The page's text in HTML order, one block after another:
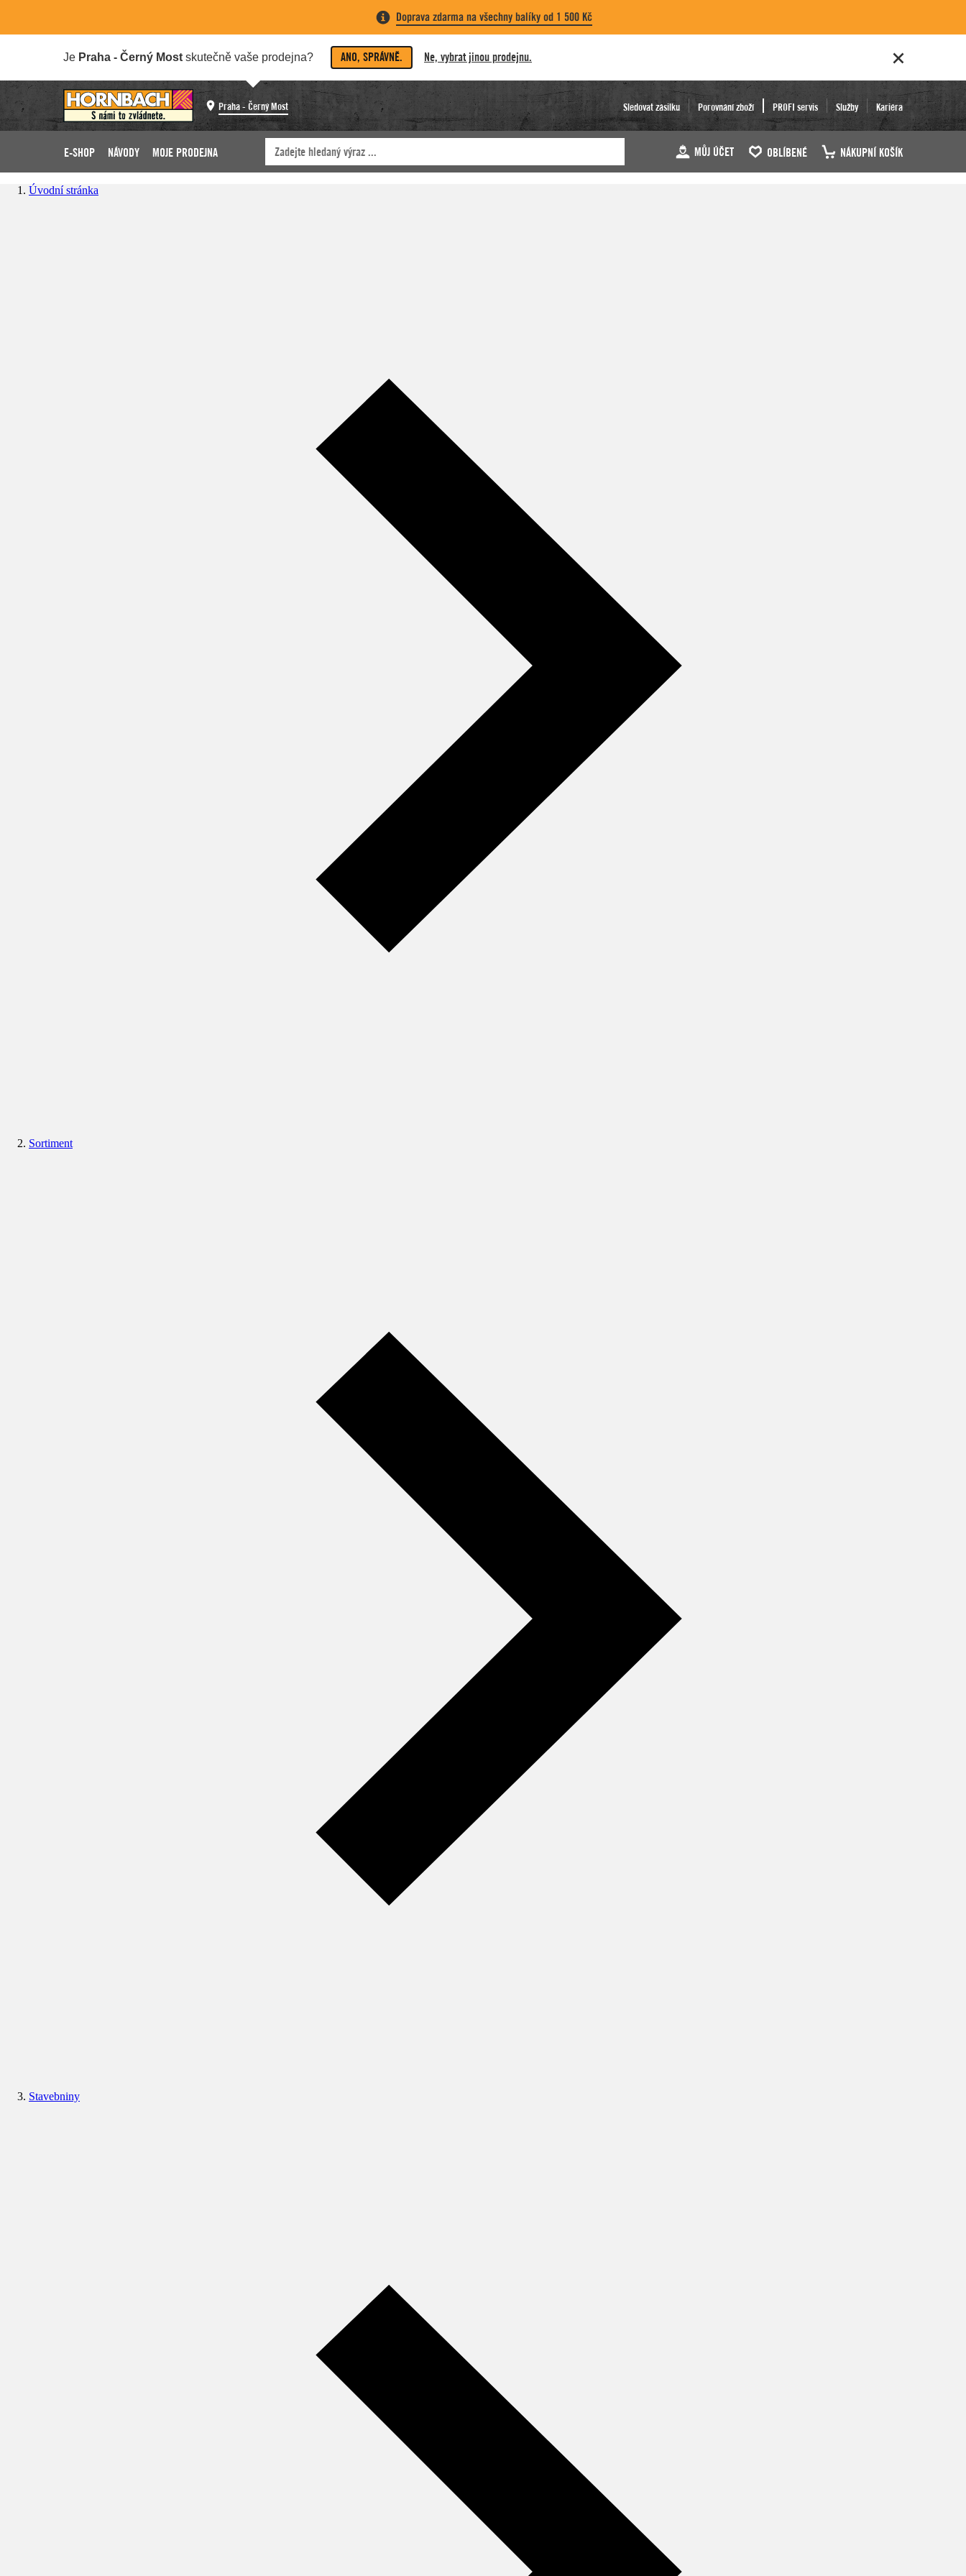
Doprava zdarma na všechny balíky od 1 500 Kč
Je Praha - Černý Most skutečně vaše prodejna? ANO, SPRÁVNĚ. Ne, vybrat jinou prodejnu.
Praha - Černý Most Sledovat zásilku Porovnání zboží PROFI servis Služby Kariéra
E-SHOP NÁVODY MOJE PRODEJNA MŮJ ÚČET OBLÍBENÉ NÁKUPNÍ KOŠÍK
Úvodní stránka
Sortiment
Stavebniny